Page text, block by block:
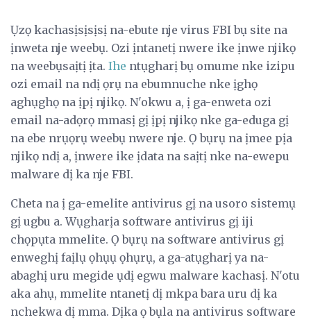
Ụzọ kachasịsịsịsị na-ebute nje virus FBI bụ site na
ịnweta nje weebụ. Ozi ịntanetị nwere ike ịnwe njikọ
na weebụsaịtị ịta. Ihe ntụgharị bụ omume nke izipu
ozi email na ndị ọrụ na ebumnuche nke ịghọ
aghụghọ na ịpị njikọ. N'okwu a, ị ga-enweta ozi
email na-adọrọ mmasị gị ịpị njikọ nke ga-eduga gị
na ebe nrụọrụ weebụ nwere nje. Ọ bụrụ na ịmee pịa
njikọ ndị a, ịnwere ike ịdata na saịtị nke na-ewepu
malware dị ka nje FBI.
Cheta na ị ga-emelite antivirus gị na usoro sistemụ
gị ugbu a. Wụgharịa software antivirus gị iji
chọpụta mmelite. Ọ bụrụ na software antivirus gị
enweghị faịlụ ọhụụ ọhụrụ, a ga-atụgharị ya na-
abaghị uru megide ụdị egwu malware kachasị. N'otu
aka ahụ, mmelite ntanetị dị mkpa bara uru dị ka
nchekwa dị mma. Dịka ọ bụla na antivirus software